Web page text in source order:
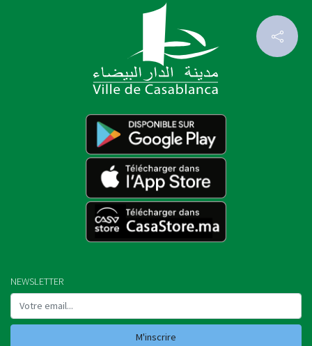
NEWSLETTER
M'inscrire